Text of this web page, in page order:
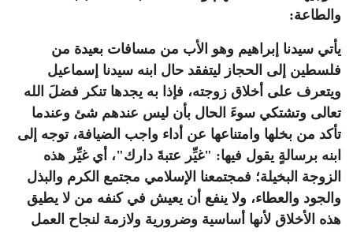
والطاعة:
يأتي سيدنا إبراهيم وهو الأب من مسافات بعيدة من
فلسطين إلى الحجاز ليتفقد حال ابنه سيدنا إسماعيل
ويتعرف على أخلاق زوجته، فإذا به يجدها تنكر فضلَ الله
تعالى وتشتكي سوءَ الحال بأن ليس عندهم شئ وعندما
تأكد من بخلها وامتناعها عن أداء واجب الضيافة، توجه إلى
ابنه برسالةٍ يقول فيها: "غيِّر عتبةَ دارك"، أي غيِّر هذه
الزوجة البخيلة؛ فمجتمعنا الإسلامي مجتمع الكرم والبذل
والجود والعطاء، ولا ينفع أن يعيش في كنفه من لا يطيق
هذه الأخلاق لأنها أساسية وضرورية ولازمة لنجاح العمل